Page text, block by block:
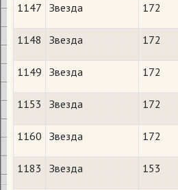
1147 Звезда 172
1148 Звезда 172
1149 Звезда 172
1153 Звезда 172
1160 Звезда 172
1183 Звезда 153